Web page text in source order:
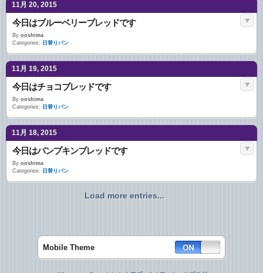
11月 20, 2015
今日はブルーベリーブレッドです
By ooshima
Categories: 日替りパン
11月 19, 2015
今日はチョコブレッドです
By ooshima
Categories: 日替りパン
11月 18, 2015
今日はパンプキンブレッドです
By ooshima
Categories: 日替りパン
Load more entries...
Mobile Theme